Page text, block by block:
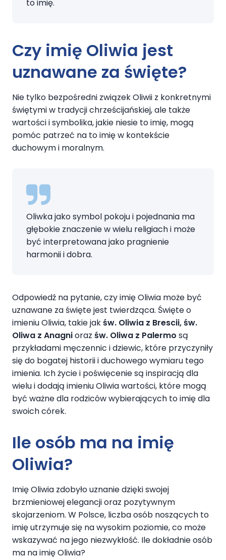
to imię.
Czy imię Oliwia jest
uznawane za święte?
Nie tylko bezpośredni związek Oliwii z konkretnymi
świętymi w tradycji chrześcijańskiej, ale także
wartości i symbolika, jakie niesie to imię, mogą
pomóc patrzeć na to imię w kontekście
duchowym i moralnym.
Oliwka jako symbol pokoju i pojednania ma
głębokie znaczenie w wielu religiach i może
być interpretowana jako pragnienie
harmonii i dobra.
Odpowiedź na pytanie, czy imię Oliwia może być
uznawane za święte jest twierdząca. Święte o
imieniu Oliwia, takie jakśw. Oliwia z Brescii, św.
Oliwa z Anagnioraz św. Oliwa z Palermo są
przykładami męczennic i dziewic, które przyczyniły
się do bogatej historii i duchowego wymiaru tego
imienia. Ich życie i poświęcenie są inspiracją dla
wielu i dodają imieniu Oliwia wartości, które mogą
być ważne dla rodziców wybierających to imię dla
swoich córek.
Ile osób ma na imię
Oliwia?
Imię Oliwia zdobyło uznanie dzięki swojej
brzmieniowej elegancji oraz pozytywnym
skojarzeniom. W Polsce, liczba osób noszących to
imię utrzymuje się na wysokim poziomie, co może
wskazywać na jego niezwykłość. Ile dokładnie osób
ma na imię Oliwia?